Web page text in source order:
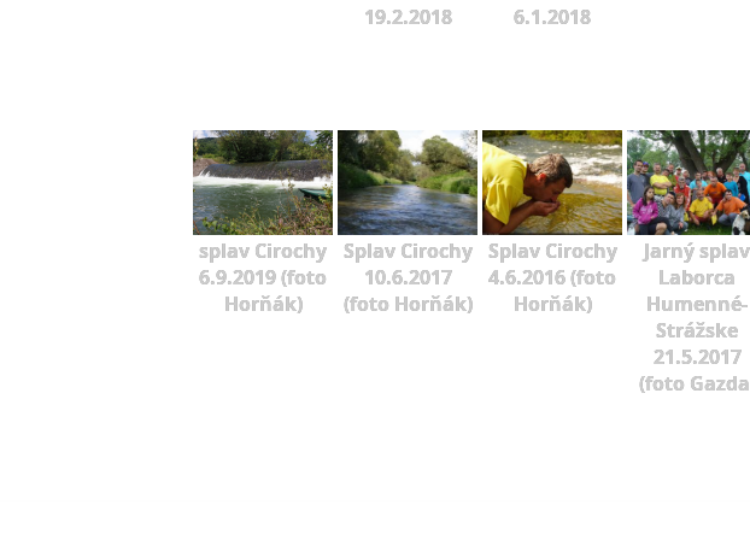
19.2.2018
6.1.2018
splav Cirochy
6.9.2019 (foto
Horňák)
Splav Cirochy
10.6.2017
(foto Horňák)
Splav Cirochy
4.6.2016 (foto
Horňák)
Jarný splav
Laborca
Humenné-
Strážske
21.5.2017
(foto